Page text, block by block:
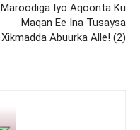
Maroodiga Iyo Aqoonta Ku
Maqan Ee Ina Tusaysa
Xikmadda Abuurka Alle! (2)